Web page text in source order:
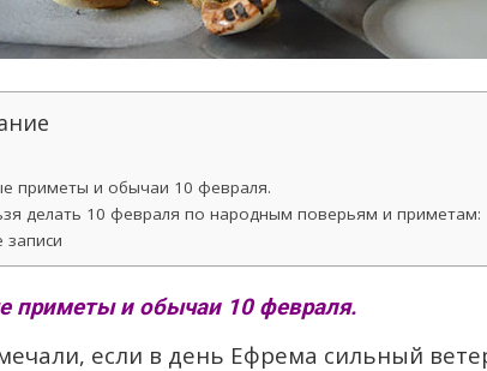
приметы и обычаи 10 февраля.
делать 10 февраля по народным поверьям и приметам:
приметы и обычаи 10 февраля.
если в день Ефрема сильный